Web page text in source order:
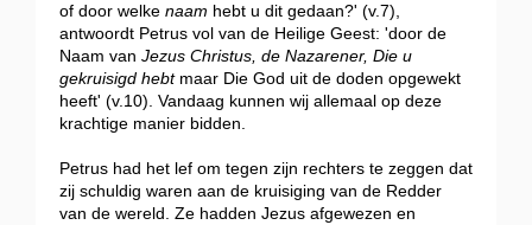
of door welke naam hebt u dit gedaan?' (v.7),
antwoordt Petrus vol van de Heilige Geest: 'door de
Naam van Jezus Christus, de Nazarener, Die u
gekruisigd hebtmaar Die God uit de doden opgewekt
heeft' (v.10). Vandaag kunnen wij allemaal op deze
krachtige manier bidden.
Petrus had het lef om tegen zijn rechters te zeggen dat
zij schuldig waren aan de kruisiging van de Redder
van de wereld. Ze hadden Jezus afgewezen en